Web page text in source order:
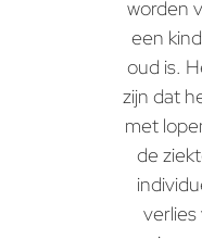
worden
een
oud is.
zijn dat
met
de
verlies